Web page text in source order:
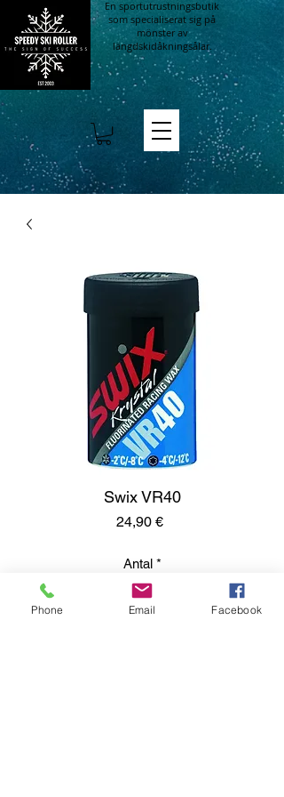
En sportutrustningsbutik
som specialiserat sig på
mönster av
längdskidåkningsålar.
Swix VR40
24,90 €Pris
Antal *
Phone Email Facebook